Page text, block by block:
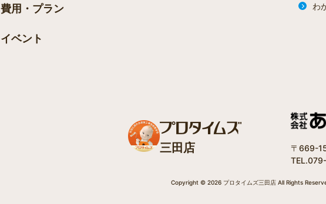
費用・プラン
イベント
わ
三田店
〒669-
Copyright © 2026 プロタイムズ三田店 All Rights